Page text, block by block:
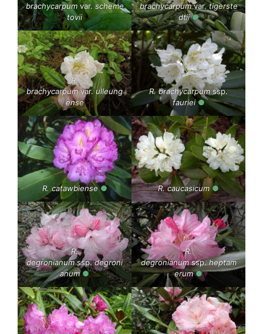
brachycarpumvar. scheme
tovii
brachycarpumvar.tigerste
dtii●
R.
brachycarpumvar.ulleung
ense
R. brachycarpumssp.
fauriei ●
R. catawbiense ● R. caucasicum ●
R.
degronianumssp.degroni
anum ●
R.
degronianumssp.heptam
erum ●